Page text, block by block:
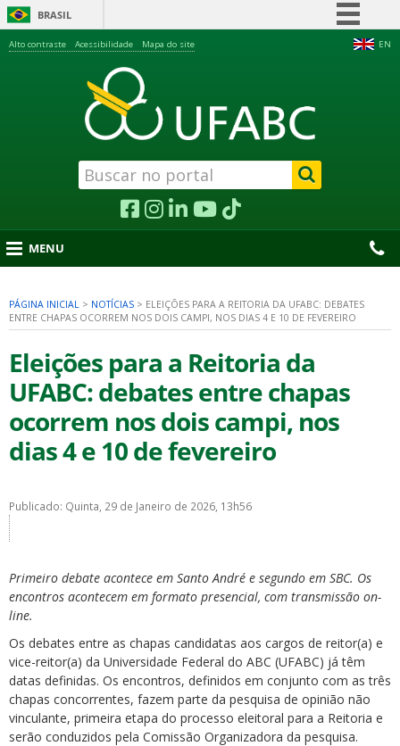
BRASIL
Acesso à informação
Legislação
Canais
EN
Alto contraste Acessibilidade Mapa do site
MENU
PÁGINA INICIAL > NOTÍCIAS > ELEIÇÕES PARA A REITORIA DA UFABC: DEBATES
ENTRE CHAPAS OCORREM NOS DOIS CAMPI, NOS DIAS 4 E 10 DE FEVEREIRO
Eleições para a Reitoria da
UFABC: debates entre chapas
ocorrem nos dois campi, nos
dias 4 e 10 de fevereiro
Publicado: Quinta, 29 de Janeiro de 2026, 13h56
Primeiro debate acontece em Santo André e segundo em SBC. Os
encontros acontecem em formato presencial, com transmissão on-
line.
Os debates entre as chapas candidatas aos cargos de reitor(a) e
vice-reitor(a) da Universidade Federal do ABC (UFABC) já têm
datas definidas. Os encontros, definidos em conjunto com as três
chapas concorrentes, fazem parte da pesquisa de opinião não
vinculante, primeira etapa do processo eleitoral para a Reitoria e
serão conduzidos pela Comissão Organizadora da pesquisa.